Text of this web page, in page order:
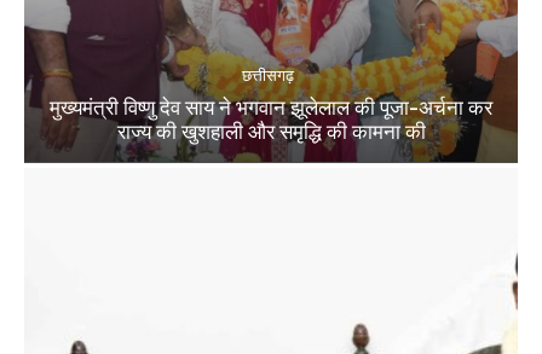
छत्तीसगढ़
मुख्यमंत्री विष्णु देव साय ने भगवान झूलेलाल की पूजा-अर्चना कर
राज्य की खुशहाली और समृद्धि की कामना की